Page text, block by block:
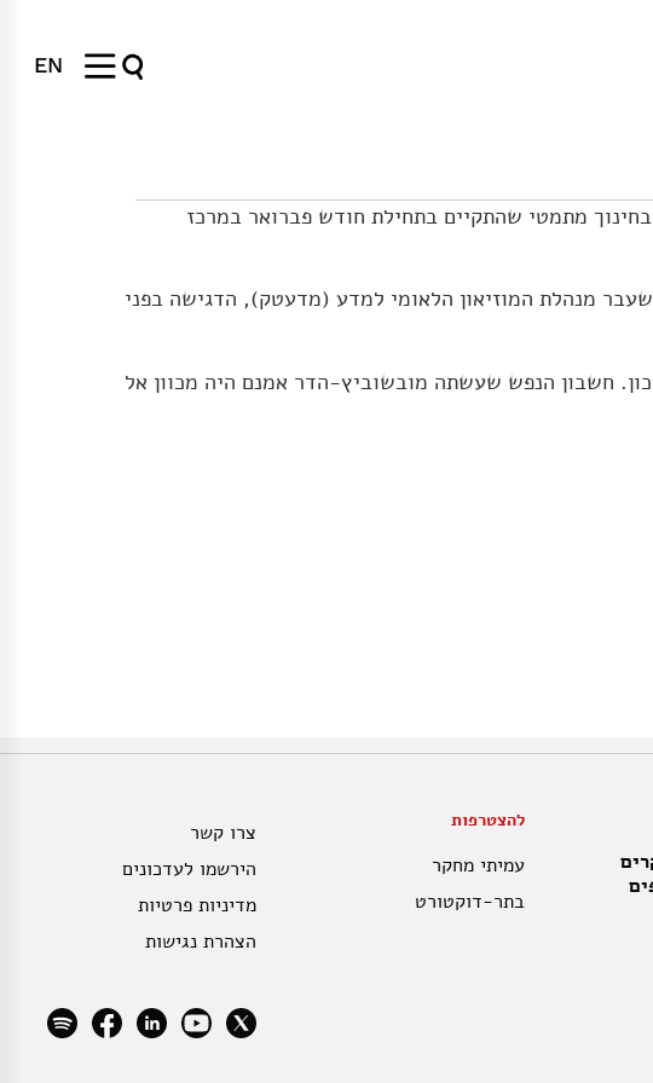
EN
מתמטי שהתקיים בתחילת חודש פברואר במרכז
מנהלת המוזיאון הלאומי למדע (מדעטק), הדגישה בפני
חשבון הנפש שעשתה מובשוביץ-הדר אמנם היה מכוון אל
להצטרפות
עמיתי מחקר
בתר-דוקטורט
צרו קשר
הירשמו לעדכונים
מדיניות פרטיות
הצהרת נגישות